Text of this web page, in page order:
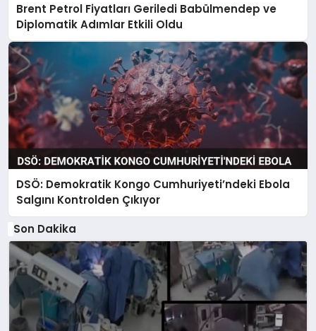
Brent Petrol Fiyatları Geriledi Babülmendep ve
Diplomatik Adımlar Etkili Oldu
DSÖ: Demokratik Kongo Cumhuriyeti’ndeki Ebola
Salgını Kontrolden Çıkıyor
Son Dakika